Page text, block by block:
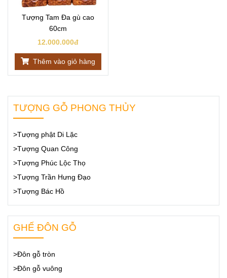
Tượng Tam Đa gù cao
60cm
12.000.000đ
Thêm vào giỏ hàng
TƯỢNG GỖ PHONG THỦY
>Tượng phật Di Lặc
>Tượng Quan Công
>Tượng Phúc Lộc Thọ
>Tượng Trần Hưng Đạo
>Tượng Bác Hồ
GHẾ ĐÔN GỖ
>Đôn gỗ tròn
>Đôn gỗ vuông